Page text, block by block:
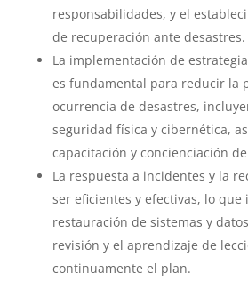
responsabilidades, y el
de recuperación ante desastres.
La implementación de
es fundamental para reducir la
ocurrencia de desastres,
seguridad física y cibernética,
capacitación y concienciación
La respuesta a incidentes y la
ser eficientes y efectivas, lo que
restauración de sistemas y
revisión y el aprendizaje de
continuamente el plan.